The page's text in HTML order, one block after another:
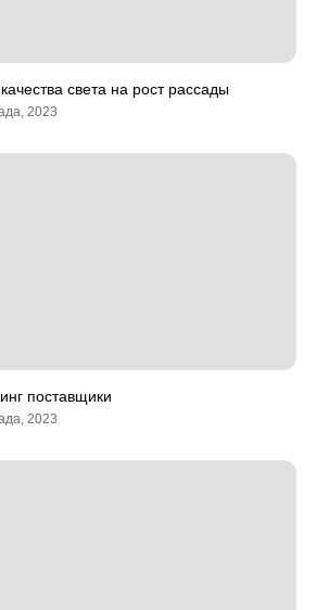
света на рост рассады
2023
поставщики
2023